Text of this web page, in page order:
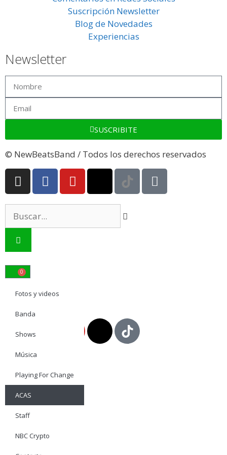
Suscripción Newsletter
Blog de Novedades
Experiencias
Newsletter
SUSCRIBITE
© NewBeatsBand / Todos los derechos reservados
0
Fotos y videos
Banda
Shows
Música
Playing For Change
ACAS
Staff
NBC Crypto
ENTRADAS